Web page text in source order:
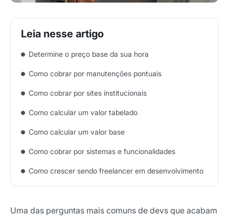
Determine o preço base da sua hora
Como cobrar por manutenções pontuais
Como cobrar por sites institucionais
Como calcular um valor tabelado
Como calcular um valor base
Como cobrar por sistemas e funcionalidades
Como crescer sendo freelancer em desenvolvimento
Uma das perguntas mais comuns de devs que acabam